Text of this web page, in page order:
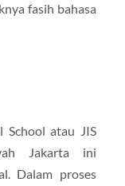
fasih bahasa
School atau JIS
Jakarta ini
Dalam proses